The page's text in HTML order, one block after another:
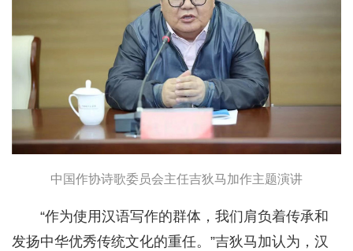
中国作协诗歌委员会主任吉狄马加作主题演讲
“作为使用汉语写作的群体，我们肩负着传承和
发扬中华优秀传统文化的重任。”吉狄马加认为，汉